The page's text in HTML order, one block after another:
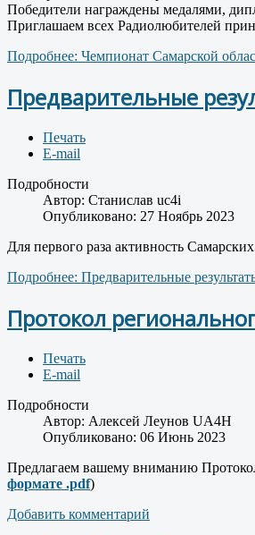
Победители награждены медалями,
Приглашаем всех Радиолюбителей
Подробнее: Чемпионат Самарской
Предварительные
Печать
E-mail
Подробности
Автор: Cтанислав uc4i
Опубликовано: 27 Ноябрь 2023
Для первого раза активность
Подробнее: Предварительные
Протокол
Печать
E-mail
Подробности
Автор: Алексей Леунов UA4H
Опубликовано: 06 Июнь 2023
Предлагаем вашему вниманию
формате .pdf)
Добавить комментарий